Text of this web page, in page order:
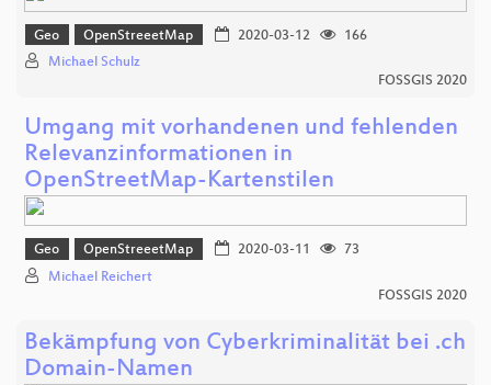
Geo OpenStreeetMap 2020-03-12
166
Michael Schulz
FOSSGIS 2020
Umgang mit vorhandenen und fehlenden
Relevanzinformationen in
OpenStreetMap-Kartenstilen
Geo OpenStreeetMap 2020-03-11
73
Michael Reichert
FOSSGIS 2020
Bekämpfung von Cyberkriminalität bei .ch
Domain-Namen